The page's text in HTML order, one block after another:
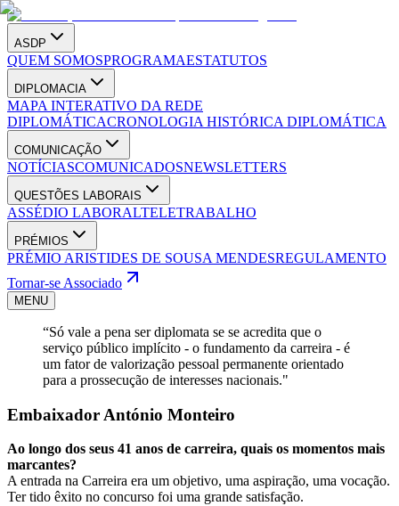
ASDP
QUEM SOMOSPROGRAMAESTATUTOS
DIPLOMACIA
MAPA INTERATIVO DA REDE
DIPLOMÁTICACRONOLOGIA HISTÓRICA DIPLOMÁTICA
COMUNICAÇÃO
NOTÍCIASCOMUNICADOSNEWSLETTERS
QUESTÕES LABORAIS
ASSÉDIO LABORALTELETRABALHO
PRÉMIOS
PRÉMIO ARISTIDES DE SOUSA MENDESREGULAMENTO
Tornar-se Associado
MENU
“Só vale a pena ser diplomata se se acredita que o
serviço público implícito - o fundamento da carreira - é
um fator de valorização pessoal permanente orientado
para a prossecução de interesses nacionais."
Embaixador António Monteiro
Ao longo dos seus 41 anos de carreira, quais os momentos mais
marcantes?
A entrada na Carreira era um objetivo, uma aspiração, uma vocação.
Ter tido êxito no concurso foi uma grande satisfação.